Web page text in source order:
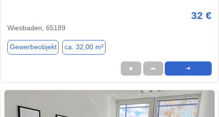
32 €
Wiesbaden, 65189
Gewerbeobjekt ca. 32,00 m²
★ ➦ ➜